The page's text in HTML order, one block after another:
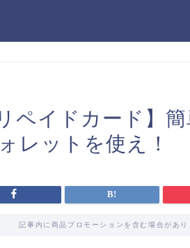
ペイドカード】
レットを使え！
記事内に商品プロモーションを含む場合があり